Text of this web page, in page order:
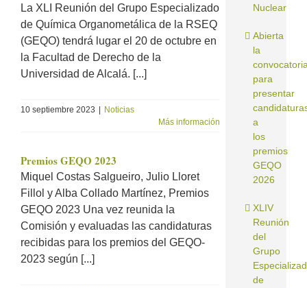
La XLI Reunión del Grupo Especializado
de Química Organometálica de la RSEQ
(GEQO) tendrá lugar el 20 de octubre en
la Facultad de Derecho de la
Universidad de Alcalá. [...]
10 septiembre 2023
Noticias
Más información
Premios GEQO 2023
Miquel Costas Salgueiro, Julio Lloret
Fillol y Alba Collado Martínez, Premios
GEQO 2023 Una vez reunida la
Comisión y evaluadas las candidaturas
recibidas para los premios del GEQO-
2023 según [...]
Nuclear
Abierta
la
para
presentar
a
los
premios
GEQO
2026
XLIV
Reunión
del
Grupo
de